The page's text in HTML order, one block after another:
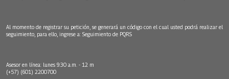
Al momento de registrar su petición, se generará un código con el cual usted podrá realizar el
seguimiento, para ello, ingrese a: Seguimiento de PQRS
Asesor en línea: lunes 9:30 a.m. - 12 m
(+57) (601) 2200700